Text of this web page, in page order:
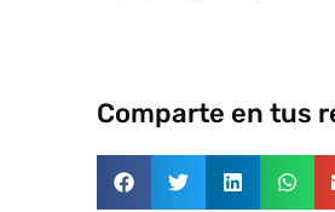
Comparte en tus